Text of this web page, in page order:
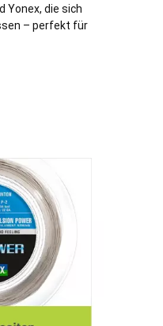
Yonex, die sich
– perfekt für